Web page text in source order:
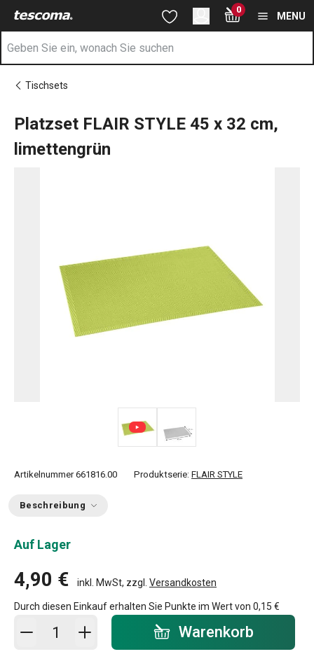
Sie befinden sich auf der Platzset FLAIR STYLE 45x32 cm,
Zum Hauptinhalt springen
Zur Suche springen
Zur Navigation springen 0
MENU
Tischsets
Platzset FLAIR STYLE 45 x 32 cm,
limettengrün
Artikelnummer 661816.00 Produktserie: FLAIR STYLE
Beschreibung
Auf Lager
4,90 € inkl. MwSt, zzgl. Versandkosten
Durch diesen Einkauf erhalten Sie Punkte im Wert von 0,15 €
In den Warenkorb - Menge Warenkorb